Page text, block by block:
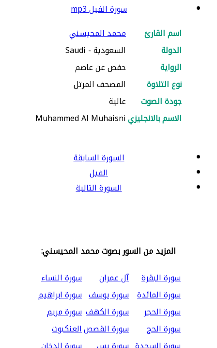
سورة الفيل mp3
اسم القارئ
محمد المحيسني
الدولة
السعودية - Saudi
الرواية
حفص عن عاصم
نوع التلاوة
المصحف المرتل
جودة الصوت
عالية
الاسم بالانجليزيMuhammed Al Muhaisni
السورة السابقة
الفيل
السورة التالية
المزيد من السور بصوت محمد المحيسني:
سورة البقرة
آل عمران
سورة النساء
سورة المائدة سورة يوسف سورة ابراهيم
سورة الحجر
سورة الكهف سورة مريم
سورة الحج
سورة القصصالعنكبوت